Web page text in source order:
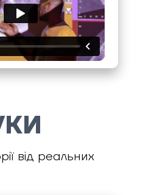
від реальних